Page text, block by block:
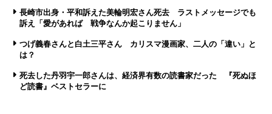
長崎市出身・平和訴えた美輪明宏さん死去 ラストメッセージでも
訴え「愛があれば 戦争なんか起こりません」
つげ義春さんと白土三平さん カリスマ漫画家、二人の「違い」と
は？
死去した丹羽宇一郎さんは、経済界有数の読書家だった 『死ぬほ
ど読書』ベストセラーに